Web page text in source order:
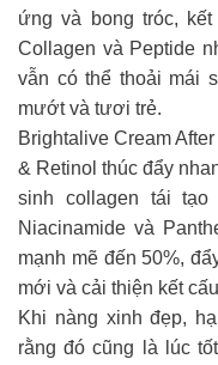
ứng và bong tróc,
Collagen và Peptide
vẫn có thể thoải mái
mướt và tươi trẻ.
Brightalive Cream
& Retinol thúc đẩy
sinh collagen tái
Niacinamide và
mạnh mẽ đến 50%,
mới và cải thiện kết
Khi nàng xinh đẹp,
rằng đó cũng là lúc